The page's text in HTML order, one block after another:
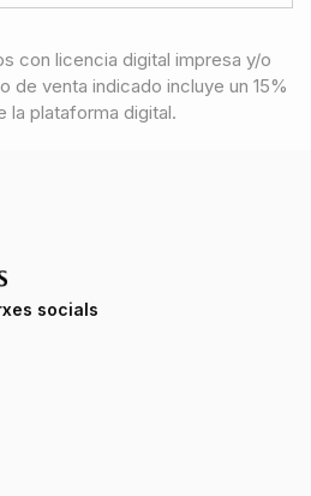
con licencia digital impresa y/o
de venta indicado incluye un 15%
la plataforma digital.
socials